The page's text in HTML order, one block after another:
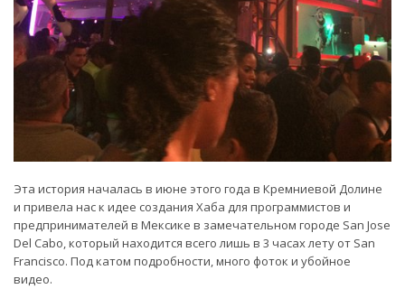
Эта история началась в июне этого года в Кремниевой Долине
и привела нас к идее создания Хаба для программистов и
предпринимателей в Мексике в замечательном городе San Jose
Del Cabo, который находится всего лишь в 3 часах лету от San
Francisco. Под катом подробности, много фоток и убойное
видео.